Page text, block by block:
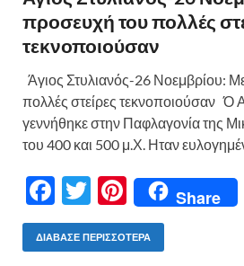
προσευχή του πολλές
τεκνοποιούσαν
Άγιος Στυλιανός-26 Νοεμβρίου:
πολλές στείρες τεκνοποιούσαν Ό
γεννήθηκε στην Παφλαγονία της
του 400 και 500 μ.Χ. Ηταν
F
ac
e
T
w
itt
Pi
nt
er
Share
ΔΙΆΒΑΣΕ ΠΕΡΙΣΣΌΤΕΡΑ